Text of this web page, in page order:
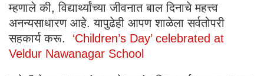
म्हणाले की, विद्यार्थ्यांच्या जीवनात बाल दिनाचे महत्त्व
अनन्यसाधारण आहे. यापुढेही आपण शाळेला सर्वतोपरी
सहकार्य करू. ‘Children’s Day’ celebrated at
Veldur Nawanagar School